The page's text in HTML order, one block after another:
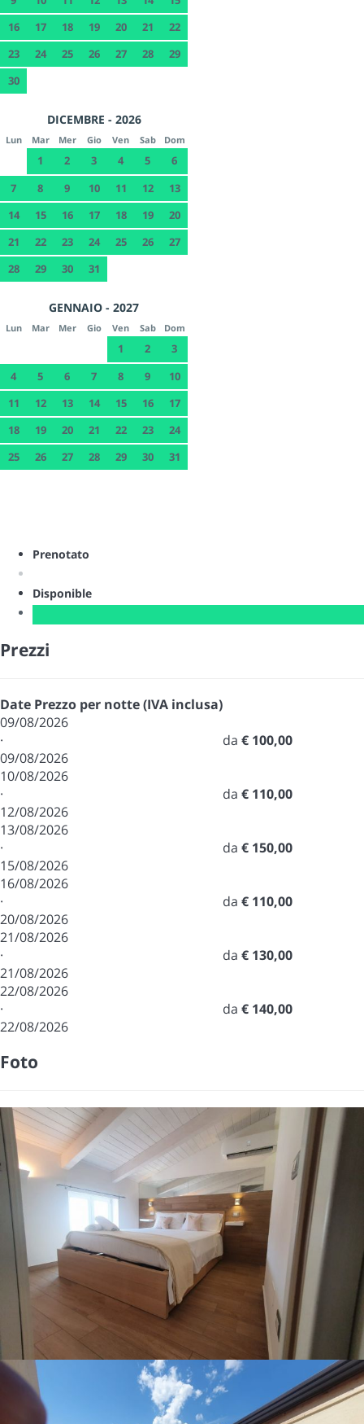
16
17 18 19 20 21
22
23
24 25 26 27 28
29
30
DICEMBRE - 2026
Lun Mar Mer Gio Ven Sab Dom
1 2 3 4 5
6
7
8 9 10 11 12
13
14
15 16 17 18 19
20
21
22 23 24 25 26
27
28
29 30 31
GENNAIO - 2027
Lun Mar Mer Gio Ven Sab Dom
1 2
3
4
5 6 7 8 9
10
11
12 13 14 15 16
17
18
19 20 21 22 23
24
25
26 27 28 29 30 31
Prenotato
Disponible
Prezzi
Date Prezzo per notte (IVA inclusa)
09/08/2026
·
09/08/2026
da € 100,00
10/08/2026
·
12/08/2026
da € 110,00
13/08/2026
·
15/08/2026
da € 150,00
16/08/2026
·
20/08/2026
da € 110,00
21/08/2026
·
21/08/2026
da € 130,00
22/08/2026
·
22/08/2026
da € 140,00
Foto